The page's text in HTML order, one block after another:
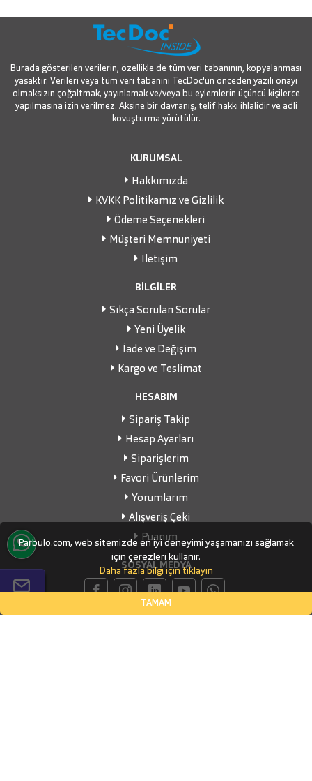
Burada gösterilen verilerin, özellikle de tüm veri tabanının, kopyalanması
yasaktır. Verileri veya tüm veri tabanını TecDoc'un önceden yazılı onayı
olmaksızın çoğaltmak, yayınlamak ve/veya bu eylemlerin üçüncü kişilerce
yapılmasına izin verilmez. Aksine bir davranış, telif hakkı ihlalidir ve adli
kovuşturma yürütülür.
KURUMSAL
Hakkımızda
KVKK Politikamız ve Gizlilik
Ödeme Seçenekleri
Müşteri Memnuniyeti
İletişim
BİLGİLER
Sıkça Sorulan Sorular
Yeni Üyelik
İade ve Değişim
Kargo ve Teslimat
HESABIM
Sipariş Takip
Hesap Ayarları
Siparişlerim
Favori Ürünlerim
Yorumlarım
Alışveriş Çeki
Puanım
SOSYAL MEDYA
Parbulo.com, web sitemizde en iyi deneyimi yaşamanızı sağlamak
için çerezleri kullanır.
Daha fazla bilgi için tıklayın
TAMAM